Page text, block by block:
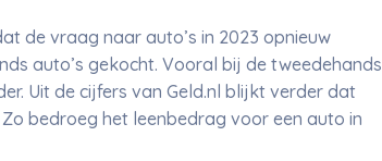
de vraag naar auto’s in 2023 opnieuw
auto’s gekocht. Vooral bij de tweedehands
Uit de cijfers van Geld.nl blijkt verder dat
bedroeg het leenbedrag voor een auto in